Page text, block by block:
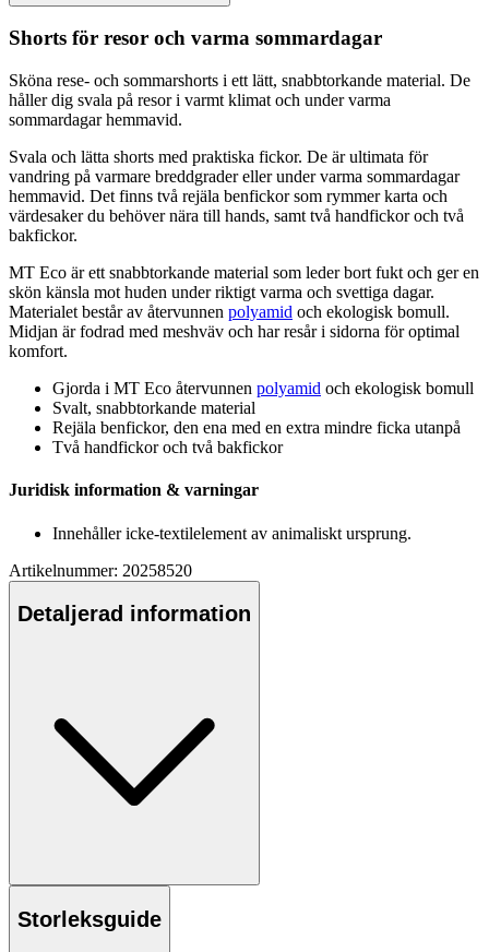
Shorts för resor och varma sommardagar
Sköna rese- och sommarshorts i ett lätt, snabbtorkande material. De
håller dig svala på resor i varmt klimat och under varma
sommardagar hemmavid.
Svala och lätta shorts med praktiska fickor. De är ultimata för
vandring på varmare breddgrader eller under varma sommardagar
hemmavid. Det finns två rejäla benfickor som rymmer karta och
värdesaker du behöver nära till hands, samt två handfickor och två
bakfickor.
MT Eco är ett snabbtorkande material som leder bort fukt och ger en
skön känsla mot huden under riktigt varma och svettiga dagar.
Materialet består av återvunnen polyamid och ekologisk bomull.
Midjan är fodrad med meshväv och har resår i sidorna för optimal
komfort.
Gjorda i MT Eco återvunnen polyamid och ekologisk bomull
Svalt, snabbtorkande material
Rejäla benfickor, den ena med en extra mindre ficka utanpå
Två handfickor och två bakfickor
Juridisk information & varningar
Innehåller icke-textilelement av animaliskt ursprung.
Artikelnummer: 20258520
Detaljerad information
Storleksguide